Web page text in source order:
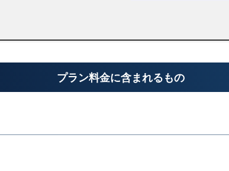
の
も
承
す！
プラン料金に含まれるもの